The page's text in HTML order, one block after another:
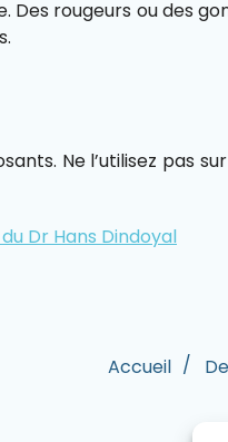
Des rougeurs ou
Ne l’utilisez pas
Dr Hans Dindoyal
Accueil